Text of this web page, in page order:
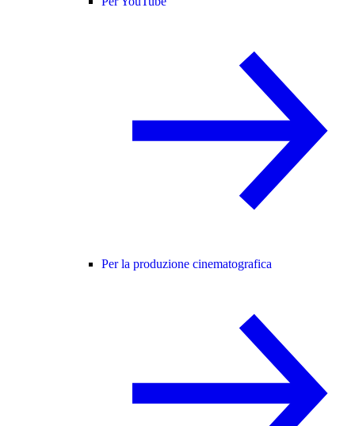
Per la produzione cinematografica